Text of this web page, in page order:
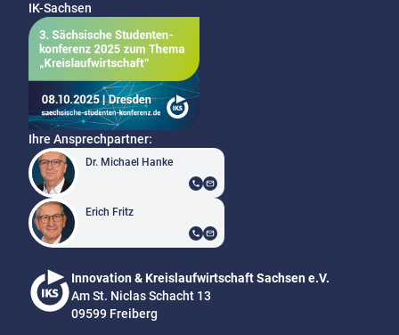
IK-Sachsen
Ihre Ansprechpartner:
Dr. Michael Hanke
Erich Fritz
Innovation & Kreislaufwirtschaft Sachsen e.V.
Am St. Niclas Schacht 13
09599 Freiberg